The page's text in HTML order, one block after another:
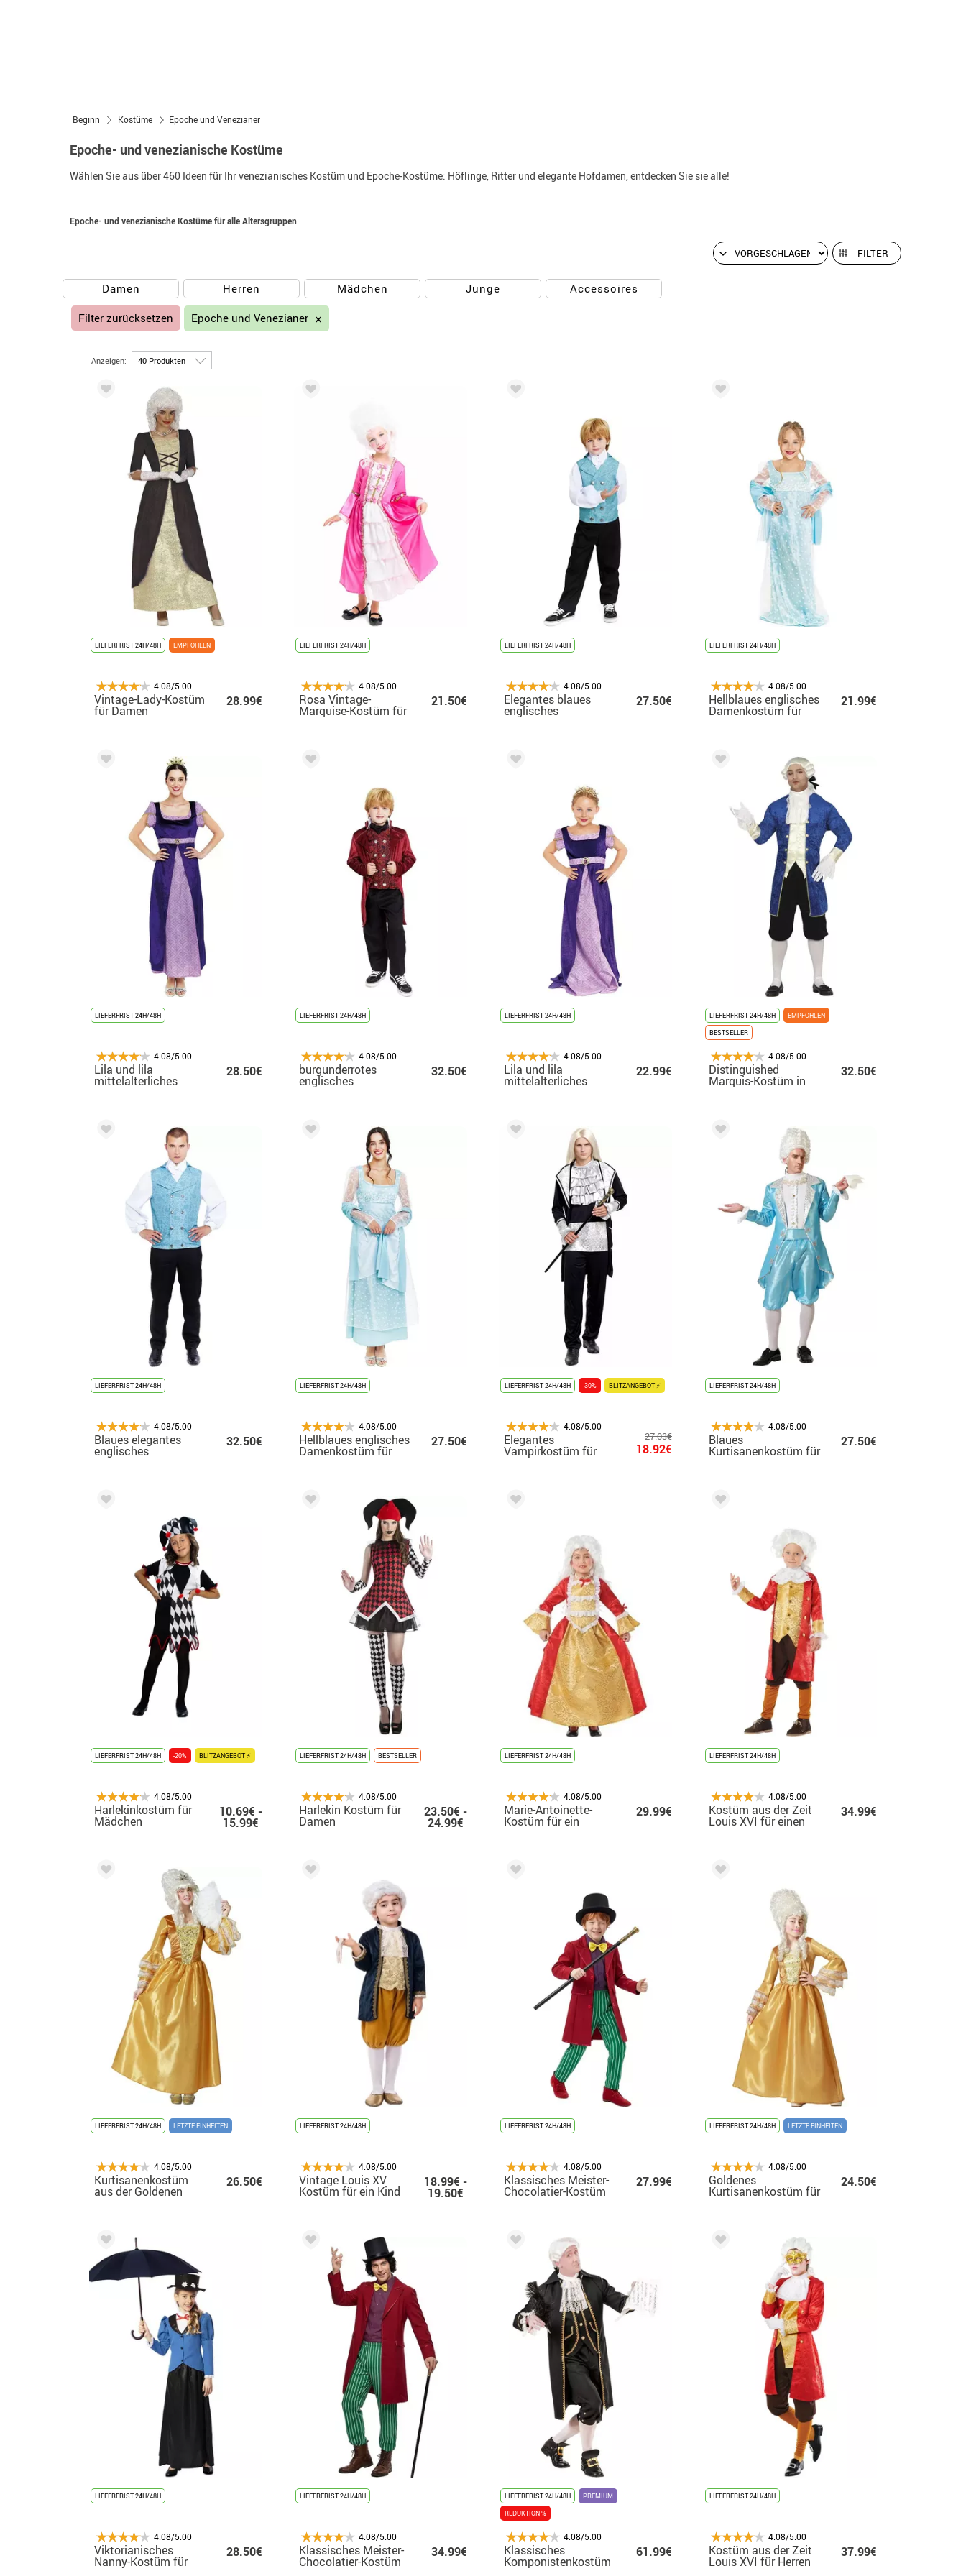
Beginn Kostüme Epoche und Venezianer
Epoche- und venezianische Kostüme
Wählen Sie aus über 460 Ideen für Ihr venezianisches Kostüm und Epoche-Kostüme: Höflinge, Ritter und elegante Hofdamen, entdecken Sie sie alle!
Epoche- und venezianische Kostüme für alle Altersgruppen
FILTER
Damen Herren Mädchen Junge Accessoires
Filter zurücksetzen Epoche und Venezianer
Anzeigen:
LIEFERFRIST 24H/48H EMPFOHLEN
4.08/5.00
Vintage-Lady-Kostüm
für Damen
28.99€
LIEFERFRIST 24H/48H
4.08/5.00
Rosa Vintage-
Marquise-Kostüm für
Mädchen
21.50€
LIEFERFRIST 24H/48H
4.08/5.00
Elegantes blaues
englisches
Lordkostüm für
27.50€
LIEFERFRIST 24H/48H
4.08/5.00
Hellblaues englisches
Damenkostüm für
21.99€
LIEFERFRIST 24H/48H
4.08/5.00
Lila und lila
mittelalterliches
28.50€
LIEFERFRIST 24H/48H
4.08/5.00
burgunderrotes
englisches
Herzogskostüm für
32.50€
LIEFERFRIST 24H/48H
4.08/5.00
Lila und lila
mittelalterliches
22.99€
LIEFERFRIST 24H/48H
EMPFOHLEN
BESTSELLER
4.08/5.00
Distinguished
Marquis-Kostüm in
Blau für Herren
32.50€
LIEFERFRIST 24H/48H
4.08/5.00
Blaues elegantes
englisches
Herrenkostüm für
32.50€
LIEFERFRIST 24H/48H
4.08/5.00
Hellblaues englisches
Damenkostüm für
27.50€
LIEFERFRIST 24H/48H -30% BLITZANGEBOT ⚡
4.08/5.00
Elegantes
Vampirkostüm für
Herren
27.03€
18.92€
LIEFERFRIST 24H/48H
4.08/5.00
Blaues
Kurtisanenkostüm für
27.50€
LIEFERFRIST 24H/48H -20% BLITZANGEBOT ⚡
4.08/5.00
Harlekinkostüm für
Mädchen
10.69€ -
15.99€
LIEFERFRIST 24H/48H BESTSELLER
4.08/5.00
Harlekin Kostüm für
Damen
23.50€ -
24.99€
LIEFERFRIST 24H/48H
4.08/5.00
Marie-Antoinette-
Kostüm für ein
29.99€
LIEFERFRIST 24H/48H
4.08/5.00
Kostüm aus der Zeit
Louis XVI für einen
34.99€
LIEFERFRIST 24H/48H LETZTE EINHEITEN
4.08/5.00
Kurtisanenkostüm
aus der Goldenen
26.50€
LIEFERFRIST 24H/48H
4.08/5.00
Vintage Louis XV
Kostüm für ein Kind
18.99€ -
19.50€
LIEFERFRIST 24H/48H
4.08/5.00
Klassisches Meister-
Chocolatier-Kostüm
27.99€
LIEFERFRIST 24H/48H LETZTE EINHEITEN
4.08/5.00
Goldenes
Kurtisanenkostüm für
24.50€
LIEFERFRIST 24H/48H
4.08/5.00
Viktorianisches
Nanny-Kostüm für
28.50€
LIEFERFRIST 24H/48H
4.08/5.00
Klassisches Meister-
Chocolatier-Kostüm
34.99€
LIEFERFRIST 24H/48H
PREMIUM
REDUKTION %
4.08/5.00
Klassisches
Komponistenkostüm
61.99€
LIEFERFRIST 24H/48H
4.08/5.00
Kostüm aus der Zeit
Louis XVI für Herren
37.99€